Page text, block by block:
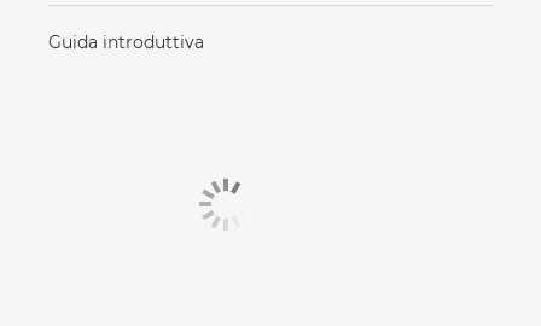
Guida introduttiva